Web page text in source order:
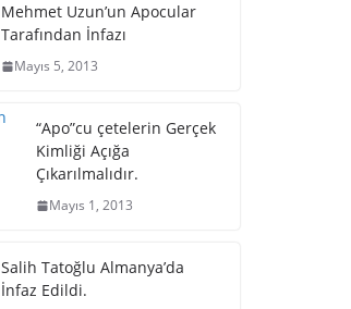
Mehmet Uzun’un Apocular
Tarafından İnfazı
Mayıs 5, 2013
“Apo”cu çetelerin Gerçek
Kimliği Açığa
Çıkarılmalıdır.
Mayıs 1, 2013
Salih Tatoğlu Almanya’da
İnfaz Edildi.